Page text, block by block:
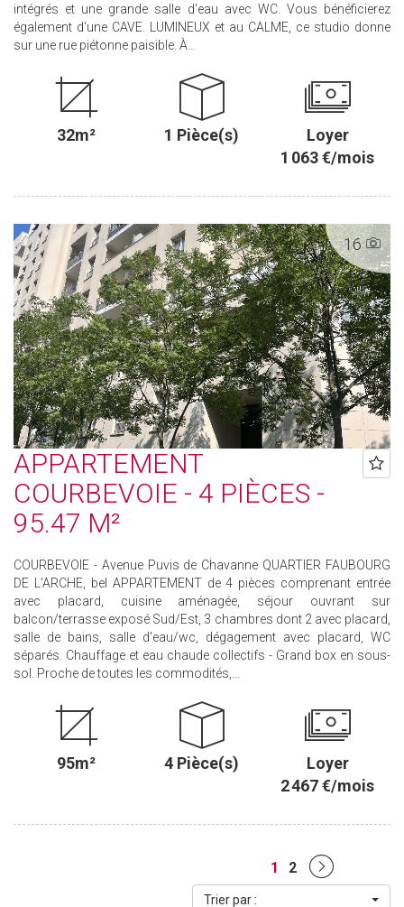
intégrés et une grande salle d'eau avec WC. Vous bénéficierez
également d'une CAVE. LUMINEUX et au CALME, ce studio donne
sur une rue piétonne paisible. À...
32m² 1 Pièce(s)
Loyer
1 063 €/mois
16
APPARTEMENT
COURBEVOIE - 4 PIÈCES -
95.47 M²
COURBEVOIE - Avenue Puvis de Chavanne QUARTIER FAUBOURG
DE L'ARCHE, bel APPARTEMENT de 4 pièces comprenant entrée
avec placard, cuisine aménagée, séjour ouvrant sur
balcon/terrasse exposé Sud/Est, 3 chambres dont 2 avec placard,
salle de bains, salle d'eau/wc, dégagement avec placard, WC
séparés. Chauffage et eau chaude collectifs - Grand box en sous-
sol. Proche de toutes les commodités,...
95m² 4 Pièce(s)
Loyer
2 467 €/mois
1 2
Trier par :